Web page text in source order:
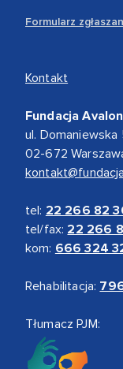
Formularz
Kontakt
Fundacja Avalon
ul.
02-672
tel: 22 266 82
tel/fax: 22 266
kom: 666 324
Rehabilitacja:
Tłumacz PJM: